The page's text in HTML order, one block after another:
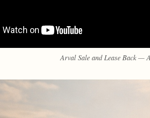
Arval Sale and Lease Back —